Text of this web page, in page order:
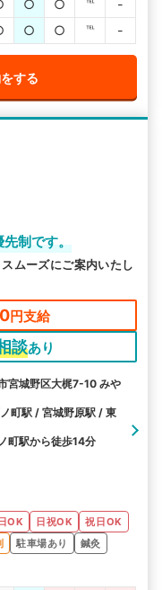
○ ○ ℡
-
○ ○ ℡ -
する
制です。
ムーズにご案内いたし
円支給
談あり
宮城野区大梶7-10 みや
町駅 / 宮城野原駅 / 東
町駅から徒歩14分
OK 日祝OK
祝日OK
駐車場あり
鍼灸